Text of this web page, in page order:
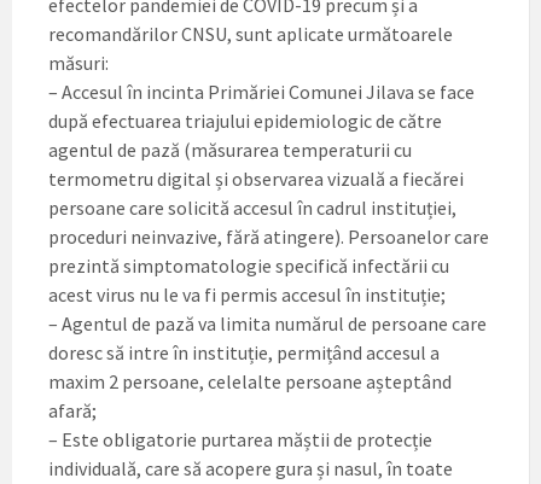
efectelor pandemiei de COVID-19 precum și a
recomandărilor CNSU, sunt aplicate următoarele
măsuri:
– Accesul în incinta Primăriei Comunei Jilava se face
după efectuarea triajului epidemiologic de către
agentul de pază (măsurarea temperaturii cu
termometru digital și observarea vizuală a fiecărei
persoane care solicită accesul în cadrul instituției,
proceduri neinvazive, fără atingere). Persoanelor care
prezintă simptomatologie specifică infectării cu
acest virus nu le va fi permis accesul în instituție;
– Agentul de pază va limita numărul de persoane care
doresc să intre în instituție, permițând accesul a
maxim 2 persoane, celelalte persoane așteptând
afară;
– Este obligatorie purtarea măștii de protecție
individuală, care să acopere gura și nasul, în toate